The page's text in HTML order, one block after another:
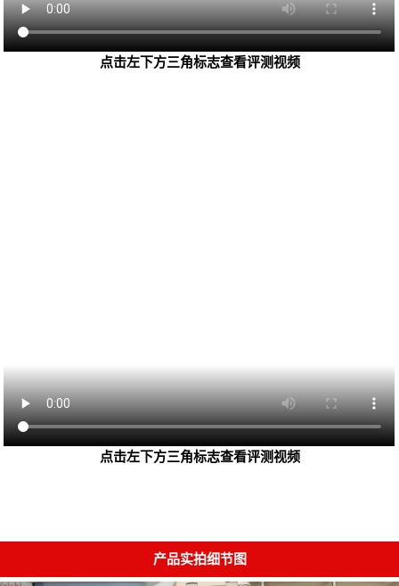
点击左下方三角标志查看评测视频
点击左下方三角标志查看评测视频
产品实拍细节图